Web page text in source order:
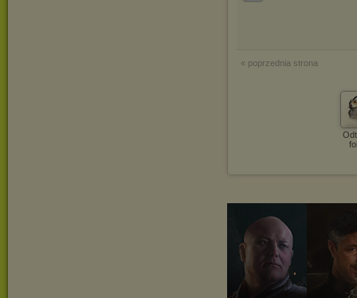
« poprzednia strona